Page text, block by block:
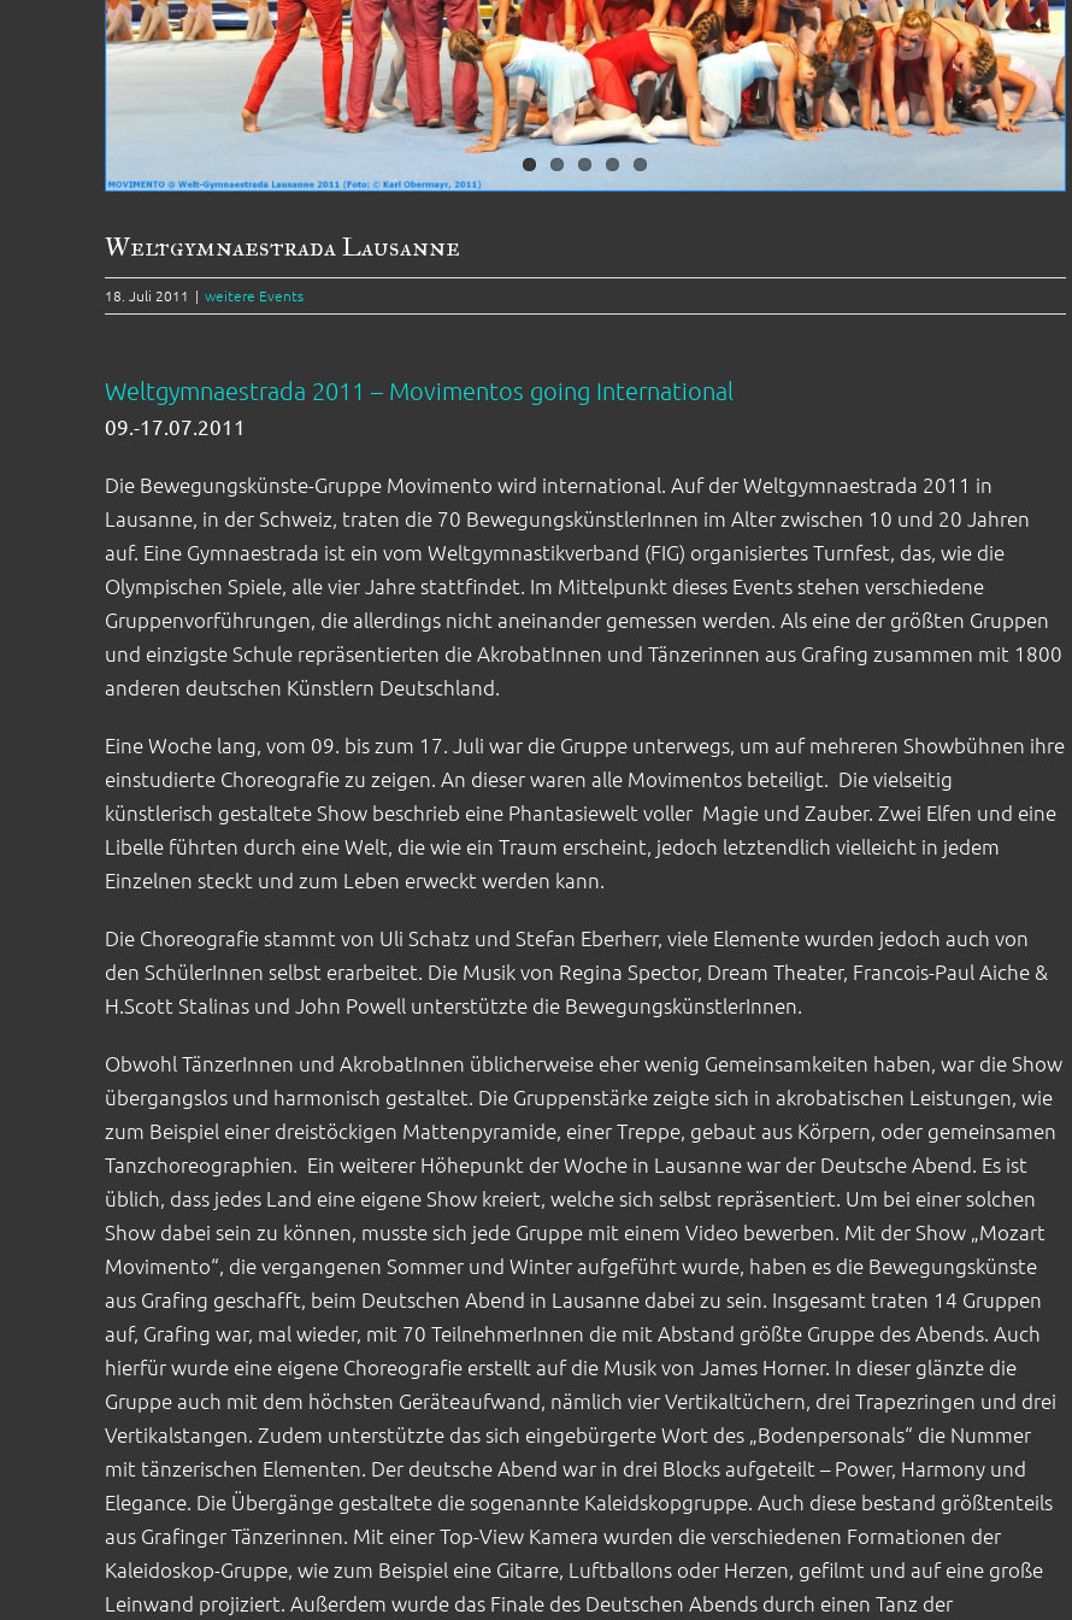
Weltgymnaestrada Lausanne
18. Juli 2011 | weitere Events
Weltgymnaestrada 2011 – Movimentos going International
09.-17.07.2011
Die Bewegungskünste-Gruppe Movimento wird international. Auf der Weltgymnaestrada 2011 in
Lausanne, in der Schweiz, traten die 70 BewegungskünstlerInnen im Alter zwischen 10 und 20 Jahren
auf. Eine Gymnaestrada ist ein vom Weltgymnastikverband (FIG) organisiertes Turnfest, das, wie die
Olympischen Spiele, alle vier Jahre stattfindet. Im Mittelpunkt dieses Events stehen verschiedene
Gruppenvorführungen, die allerdings nicht aneinander gemessen werden. Als eine der größten Gruppen
und einzigste Schule repräsentierten die AkrobatInnen und Tänzerinnen aus Grafing zusammen mit 1800
anderen deutschen Künstlern Deutschland.
Eine Woche lang, vom 09. bis zum 17. Juli war die Gruppe unterwegs, um auf mehreren Showbühnen ihre
einstudierte Choreografie zu zeigen. An dieser waren alle Movimentos beteiligt. Die vielseitig
künstlerisch gestaltete Show beschrieb eine Phantasiewelt voller Magie und Zauber. Zwei Elfen und eine
Libelle führten durch eine Welt, die wie ein Traum erscheint, jedoch letztendlich vielleicht in jedem
Einzelnen steckt und zum Leben erweckt werden kann.
Die Choreografie stammt von Uli Schatz und Stefan Eberherr, viele Elemente wurden jedoch auch von
den SchülerInnen selbst erarbeitet. Die Musik von Regina Spector, Dream Theater, Francois-Paul Aiche &
H.Scott Stalinas und John Powell unterstützte die BewegungskünstlerInnen.
Obwohl TänzerInnen und AkrobatInnen üblicherweise eher wenig Gemeinsamkeiten haben, war die Show
übergangslos und harmonisch gestaltet. Die Gruppenstärke zeigte sich in akrobatischen Leistungen, wie
zum Beispiel einer dreistöckigen Mattenpyramide, einer Treppe, gebaut aus Körpern, oder gemeinsamen
Tanzchoreographien. Ein weiterer Höhepunkt der Woche in Lausanne war der Deutsche Abend. Es ist
üblich, dass jedes Land eine eigene Show kreiert, welche sich selbst repräsentiert. Um bei einer solchen
Show dabei sein zu können, musste sich jede Gruppe mit einem Video bewerben. Mit der Show „Mozart
Movimento“, die vergangenen Sommer und Winter aufgeführt wurde, haben es die Bewegungskünste
aus Grafing geschafft, beim Deutschen Abend in Lausanne dabei zu sein. Insgesamt traten 14 Gruppen
auf, Grafing war, mal wieder, mit 70 TeilnehmerInnen die mit Abstand größte Gruppe des Abends. Auch
hierfür wurde eine eigene Choreografie erstellt auf die Musik von James Horner. In dieser glänzte die
Gruppe auch mit dem höchsten Geräteaufwand, nämlich vier Vertikaltüchern, drei Trapezringen und drei
Vertikalstangen. Zudem unterstützte das sich eingebürgerte Wort des „Bodenpersonals“ die Nummer
mit tänzerischen Elementen. Der deutsche Abend war in drei Blocks aufgeteilt – Power, Harmony und
Elegance. Die Übergänge gestaltete die sogenannte Kaleidskopgruppe. Auch diese bestand größtenteils
aus Grafinger Tänzerinnen. Mit einer Top-View Kamera wurden die verschiedenen Formationen der
Kaleidoskop-Gruppe, wie zum Beispiel eine Gitarre, Luftballons oder Herzen, gefilmt und auf eine große
Leinwand projiziert. Außerdem wurde das Finale des Deutschen Abends durch einen Tanz der